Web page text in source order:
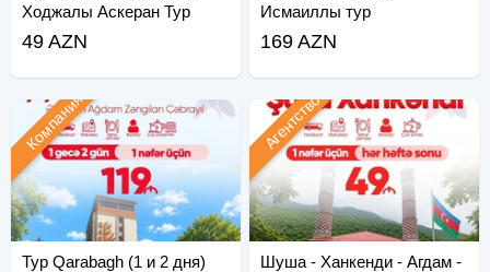
Ходжалы Аскеран Тур
49 AZN
Исмаиллы тур
169 AZN
Тур Qarabagh (1 и 2 дня)
Компания
Шуша - Ханкенди - Агдам -
Агентство